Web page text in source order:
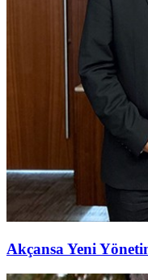
Akçansa Yeni